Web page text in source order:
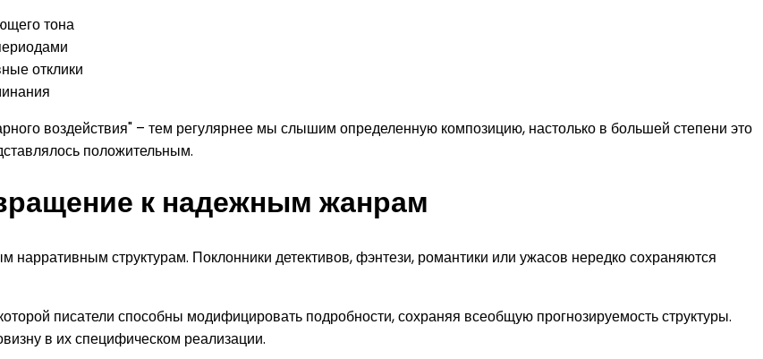
тона
отклики
воздействия" – тем регулярнее мы слышим определенную композицию, настолько в большей степени это
положительным.
к надежным жанрам
структурам. Поклонники детективов, фэнтези, романтики или ужасов нередко сохраняются
писатели способны модифицировать подробности, сохраняя всеобщую прогнозируемость структуры.
в их специфическом реализации.